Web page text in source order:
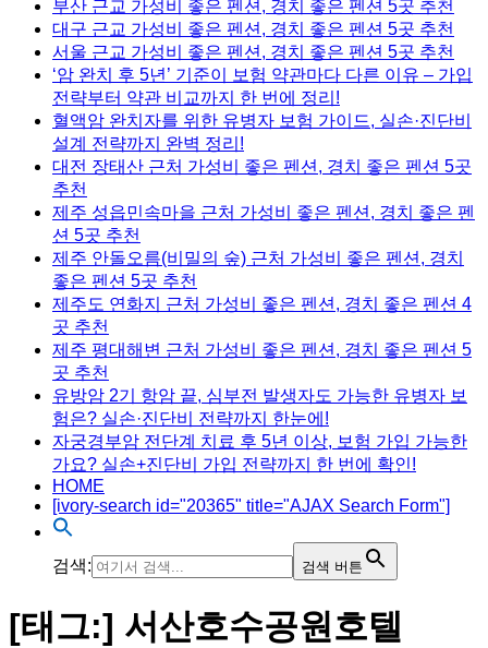
부산 근교 가성비 좋은 펜션, 경치 좋은 펜션 5곳 추천
대구 근교 가성비 좋은 펜션, 경치 좋은 펜션 5곳 추천
서울 근교 가성비 좋은 펜션, 경치 좋은 펜션 5곳 추천
‘암 완치 후 5년’ 기준이 보험 약관마다 다른 이유 – 가입
전략부터 약관 비교까지 한 번에 정리!
혈액암 완치자를 위한 유병자 보험 가이드, 실손·진단비
설계 전략까지 완벽 정리!
대전 장태산 근처 가성비 좋은 펜션, 경치 좋은 펜션 5곳
추천
제주 성읍민속마을 근처 가성비 좋은 펜션, 경치 좋은 펜
션 5곳 추천
제주 안돌오름(비밀의 숲) 근처 가성비 좋은 펜션, 경치
좋은 펜션 5곳 추천
제주도 연화지 근처 가성비 좋은 펜션, 경치 좋은 펜션 4
곳 추천
제주 평대해변 근처 가성비 좋은 펜션, 경치 좋은 펜션 5
곳 추천
유방암 2기 항암 끝, 심부전 발생자도 가능한 유병자 보
험은? 실손·진단비 전략까지 한눈에!
자궁경부암 전단계 치료 후 5년 이상, 보험 가입 가능한
가요? 실손+진단비 가입 전략까지 한 번에 확인!
HOME
[ivory-search id="20365" title="AJAX Search Form"]
검색: 검색 버튼
[태그:] 서산호수공원호텔